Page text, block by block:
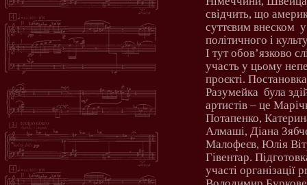
свідчить, що
суттєвим внеском
політичного і
І тут обов’язково
участь у цьому
проєкті.
Разумейка була
артистів – це
Потапенко,
Алмаші, Діана
Малофеєв, Юлія
Гівентар.
участі організації